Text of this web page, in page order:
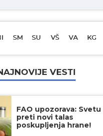
SM SU VŠ VA KG
VESTI
FAO upozorava: Svetu
preti novi talas
poskupljenja hrane!